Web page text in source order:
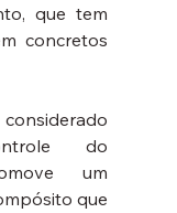
que tem
concretos
do
um
que